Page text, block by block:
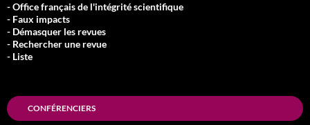
- Office français de l'intégrité scientifique
- Faux impacts
- Démasquer les revues
- Rechercher une revue
- Liste
CONFÉRENCIERS